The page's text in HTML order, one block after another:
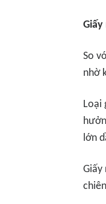
So
nhờ
Loại
lớn
Giấy